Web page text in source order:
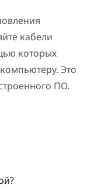
кабели
которых
Это
ПО.